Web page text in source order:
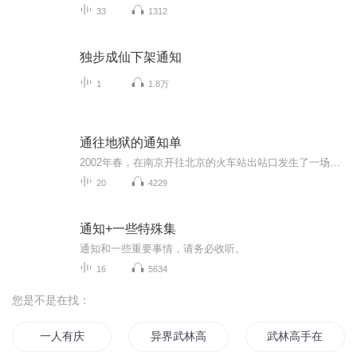
33 1312
独步成仙下架通知
1 1.8万
通往地狱的通知单
20 4229
通知+一些特殊集
通知和一些重要事情，请务必收听。
16 5634
您是不是在找：
一人有庆 异界武林高手 武林高手在高中